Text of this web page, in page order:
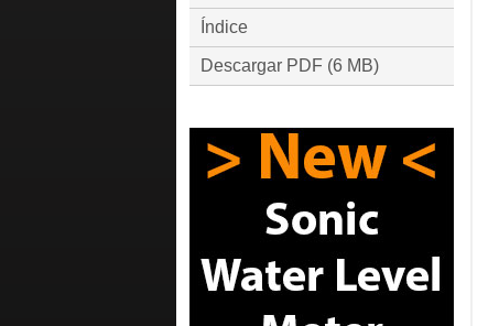
Índice
Descargar PDF (6 MB)